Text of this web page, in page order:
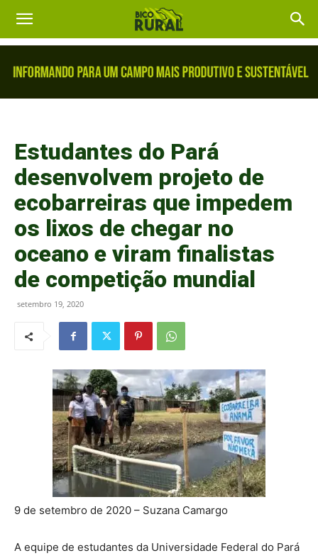
Estudantes do Pará
desenvolvem projeto de
ecobarreiras que impedem
os lixos de chegar no
oceano e viram finalistas
de competição mundial
setembro 19, 2020
9 de setembro de 2020 – Suzana Camargo
A equipe de estudantes da Universidade Federal do Pará